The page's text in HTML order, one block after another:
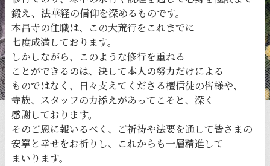
鍛え、 法華経の信仰を深める ものです。
本昌寺の住職は、 この大荒行をこれまでに
七度成満しております。
しかしながら、
このような修行を重ねる
ことができるのは、 決して本人の努力だけによる
ものではなく、
日々支えてくださる檀信徒の皆様や、
寺族、 スタッフの力添えがあってこそと、 深く
感謝しております。
そのご恩に報いるべく、 ご祈祷や法要を通して皆さまの
安寧と幸せをお祈りし、 これからも一層精進して
まいります。